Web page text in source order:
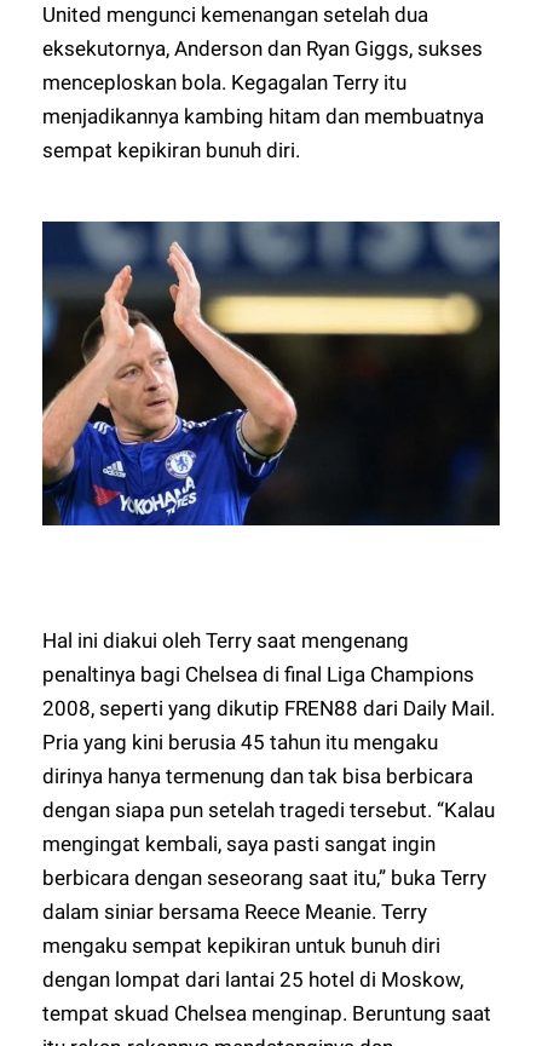
United mengunci kemenangan setelah dua
eksekutornya, Anderson dan Ryan Giggs, sukses
menceploskan bola. Kegagalan Terry itu
menjadikannya kambing hitam dan membuatnya
sempat kepikiran bunuh diri.
Hal ini diakui oleh Terry saat mengenang
penaltinya bagi Chelsea di final Liga Champions
2008, seperti yang dikutip FREN88dari Daily Mail.
Pria yang kini berusia 45 tahun itu mengaku
dirinya hanya termenung dan tak bisa berbicara
dengan siapa pun setelah tragedi tersebut. “Kalau
mengingat kembali, saya pasti sangat ingin
berbicara dengan seseorang saat itu,” buka Terry
dalam siniar bersama Reece Meanie. Terry
mengaku sempat kepikiran untuk bunuh diri
dengan lompat dari lantai 25 hotel di Moskow,
tempat skuad Chelsea menginap. Beruntung saat